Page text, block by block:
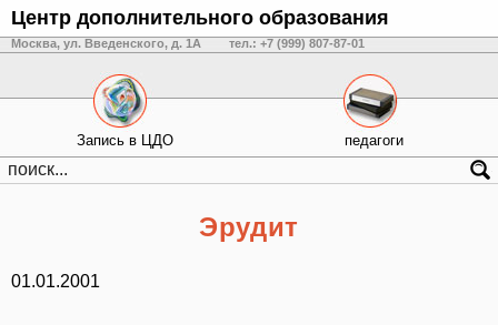
Центр дополнительного образования
Москва, ул. Введенского, д. 1А тел.: +7 (999) 807-87-01
Запись в ЦДО педагоги
Эрудит
01.01.2001